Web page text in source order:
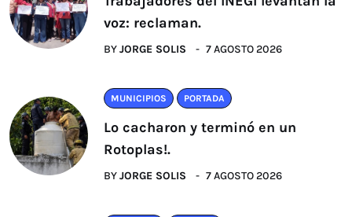
voz: reclaman.
BYJORGE SOLIS 7 AGOSTO 2026
MUNICIPIOS PORTADA
Lo cacharon y terminó en un
Rotoplas!.
BYJORGE SOLIS 7 AGOSTO 2026